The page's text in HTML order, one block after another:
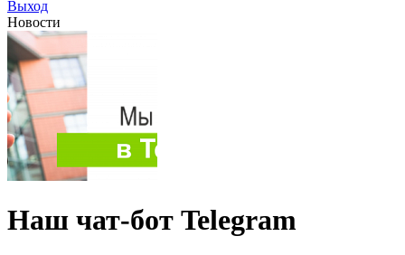
Выход
Новости
Наш чат-бот Telegram